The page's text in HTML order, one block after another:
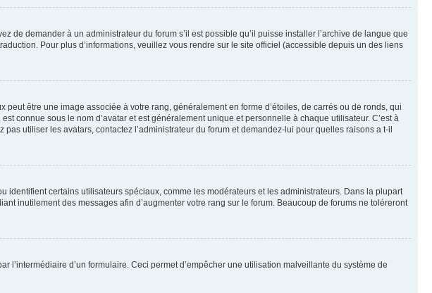
de demander à un administrateur du forum s’il est possible qu’il puisse installer l’archive de langue que
Pour plus d’informations, veuillez vous rendre sur le site officiel (accessible depuis un des liens
peut être une image associée à votre rang, généralement en forme d’étoiles, de carrés ou de ronds, qui
connue sous le nom d’avatar et est généralement unique et personnelle à chaque utilisateur. C’est à
utiliser les avatars, contactez l’administrateur du forum et demandez-lui pour quelles raisons a t-il
certains utilisateurs spéciaux, comme les modérateurs et les administrateurs. Dans la plupart
inutilement des messages afin d’augmenter votre rang sur le forum. Beaucoup de forums ne toléreront
d’un formulaire. Ceci permet d’empêcher une utilisation malveillante du système de